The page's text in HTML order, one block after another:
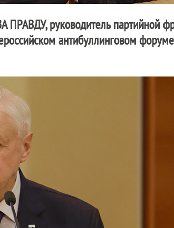
ПРАВДУ, руководитель партийной
антибуллинговом